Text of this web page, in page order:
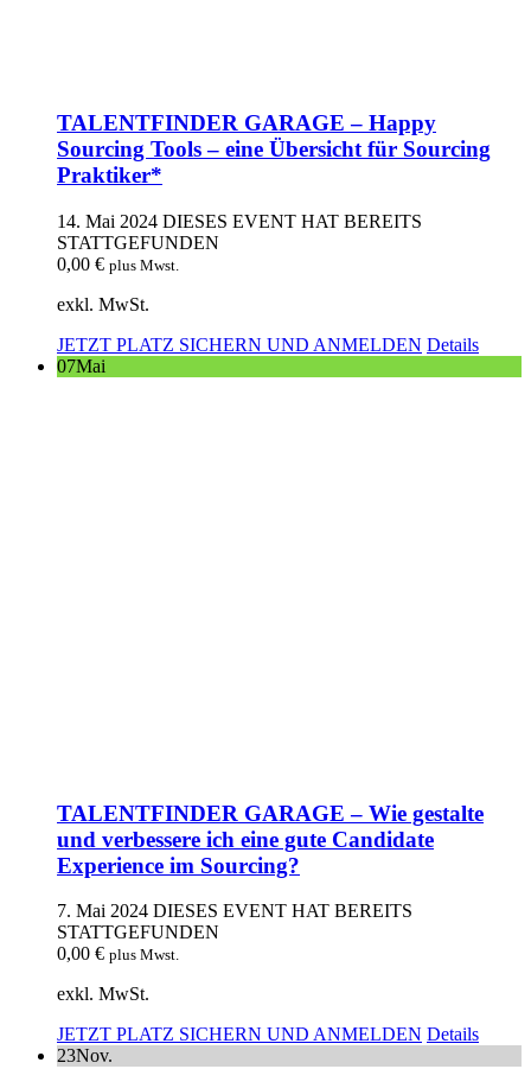
TALENTFINDER GARAGE – Happy
Sourcing Tools – eine Übersicht für Sourcing
Praktiker*
14. Mai 2024 DIESES EVENT HAT BEREITS
STATTGEFUNDEN
0,00 € plus Mwst.
exkl. MwSt.
JETZT PLATZ SICHERN UND ANMELDEN Details
07Mai
TALENTFINDER GARAGE – Wie gestalte
und verbessere ich eine gute Candidate
Experience im Sourcing?
7. Mai 2024 DIESES EVENT HAT BEREITS
STATTGEFUNDEN
0,00 € plus Mwst.
exkl. MwSt.
JETZT PLATZ SICHERN UND ANMELDEN Details
23Nov.